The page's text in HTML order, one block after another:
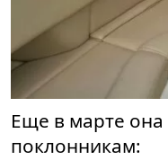
Еще в марте она
поклонникам: